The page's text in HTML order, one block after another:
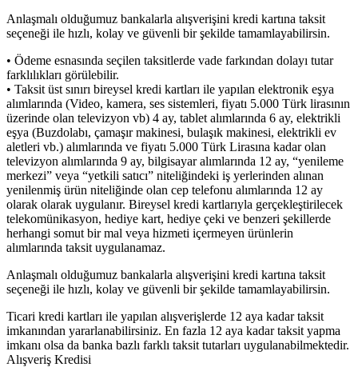
Anlaşmalı olduğumuz bankalarla alışverişini kredi kartına taksit
seçeneği ile hızlı, kolay ve güvenli bir şekilde tamamlayabilirsin.
• Ödeme esnasında seçilen taksitlerde vade farkından dolayı tutar
farklılıkları görülebilir.
• Taksit üst sınırı bireysel kredi kartları ile yapılan elektronik eşya
alımlarında (Video, kamera, ses sistemleri, fiyatı 5.000 Türk lirasının
üzerinde olan televizyon vb) 4 ay, tablet alımlarında 6 ay, elektrikli
eşya (Buzdolabı, çamaşır makinesi, bulaşık makinesi, elektrikli ev
aletleri vb.) alımlarında ve fiyatı 5.000 Türk Lirasına kadar olan
televizyon alımlarında 9 ay, bilgisayar alımlarında 12 ay, “yenileme
merkezi” veya “yetkili satıcı” niteliğindeki iş yerlerinden alınan
yenilenmiş ürün niteliğinde olan cep telefonu alımlarında 12 ay
olarak olarak uygulanır. Bireysel kredi kartlarıyla gerçekleştirilecek
telekomünikasyon, hediye kart, hediye çeki ve benzeri şekillerde
herhangi somut bir mal veya hizmeti içermeyen ürünlerin
alımlarında taksit uygulanamaz.
Anlaşmalı olduğumuz bankalarla alışverişini kredi kartına taksit
seçeneği ile hızlı, kolay ve güvenli bir şekilde tamamlayabilirsin.
Ticari kredi kartları ile yapılan alışverişlerde 12 aya kadar taksit
imkanından yararlanabilirsiniz. En fazla 12 aya kadar taksit yapma
imkanı olsa da banka bazlı farklı taksit tutarları uygulanabilmektedir.
Alışveriş Kredisi